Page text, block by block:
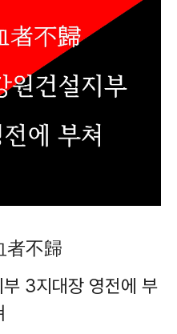
者不歸
3지대장 영전에 부